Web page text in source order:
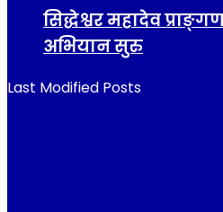
सिद्धेश्वर महादेव
अभियान सुरु
Last Modified Posts